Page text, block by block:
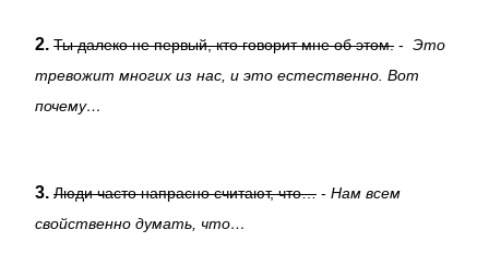
2. Ты далеко не первый, кто говорит мне об этом. - Это
тревожит многих из нас, и это естественно. Вот
почему…
3. Люди часто напрасно считают, что… - Нам всем
свойственно думать, что…